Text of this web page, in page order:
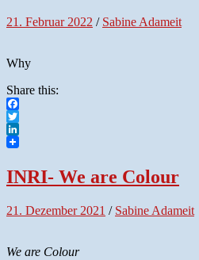
21. Februar 2022 / Sabine Adameit
Why
Share this:
Facebook
Twitter
LinkedIn
INRI- We are Colour
21. Dezember 2021 / Sabine Adameit
We are Colour